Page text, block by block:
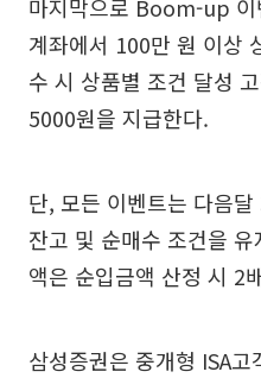
마지막으로 Boom-up 이
계좌에서 100만 원 이상
수 시 상품별 조건 달성
5000원을 지급한다.
단, 모든 이벤트는 다음
잔고 및 순매수 조건을
액은 순입금액 산정 시 2
삼성증권은 중개형 ISA